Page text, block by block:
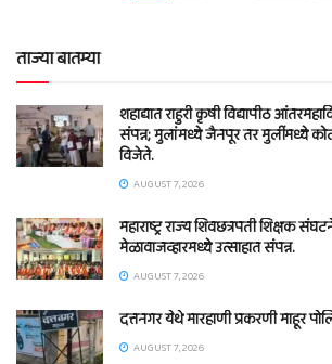
ताज्या बातम्या
शहाद्यात राहुरी कृषी विद्यापीठ
संपन्न; मुलांमध्ये जैनपूर तर मुलींमध्ये
विजेते.
AUGUST 7, 2026
महाराष्ट्र राज्य शिवछत्रपती शिक्षक
मेळावाजव्हारमध्ये उत्साहात संपन्न.
AUGUST 7, 2026
दत्तनगर येथे मारहाणी प्रकरणी माहूर
AUGUST 7, 2026